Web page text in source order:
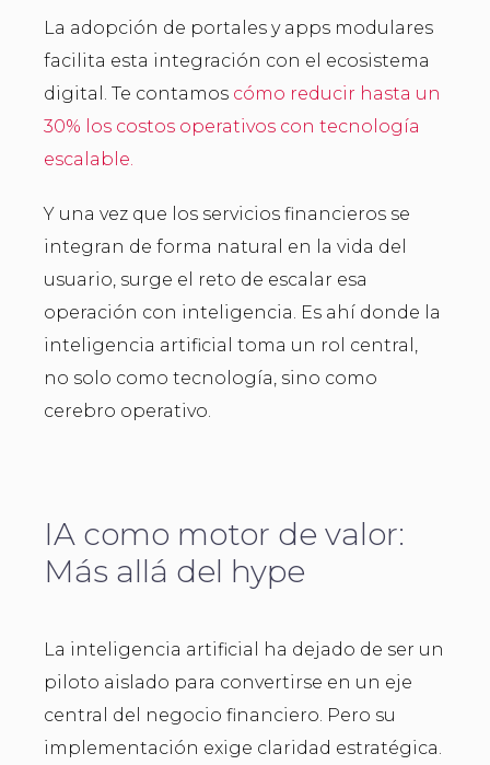
La adopción de portales y apps modulares
facilita esta integración con el ecosistema
digital. Te contamos cómo reducir hasta un
30% los costos operativos con tecnología
escalable.
Y una vez que los servicios financieros se
integran de forma natural en la vida del
usuario, surge el reto de escalar esa
operación con inteligencia. Es ahí donde la
inteligencia artificial toma un rol central,
no solo como tecnología, sino como
cerebro operativo.
IA como motor de valor:
Más allá del hype
La inteligencia artificial ha dejado de ser un
piloto aislado para convertirse en un eje
central del negocio financiero. Pero su
implementación exige claridad estratégica.